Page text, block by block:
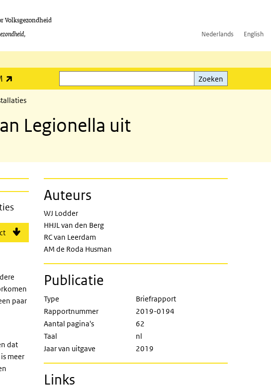
Volksgezondheid
Nederlands English
Zoeken
Zoeken
Legionella uit
water treatment facilities
paar
dat
meer
Auteurs
WJ Lodder
HHJL van den Berg
RC van Leerdam
AM de Roda Husman
Publicatie
Type
Briefrapport
Rapportnummer
2019-0194
Aantal pagina's
62
Taal
nl
Jaar van uitgave
2019
Links